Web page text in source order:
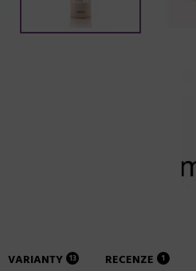
VARIANTY 13 RECENZE 1